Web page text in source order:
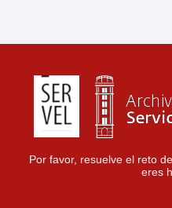
Por favor, resuelve el reto
eres